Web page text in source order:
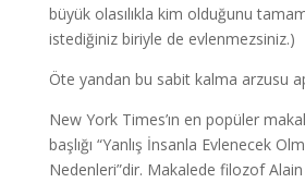
büyük olasılıkla kim olduğunu
istediğiniz biriyle de evlenmezsiniz.)
Öte yandan bu sabit kalma arzusu
New York Times’ın en popüler
başlığı “Yanlış İnsanla Evlenecek
Nedenleri”dir. Makalede filozof